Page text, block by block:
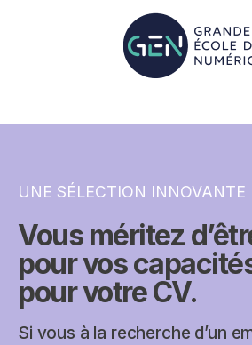
UNE SÉLECTION INNOVANTE
Vous méritez
pour vos
pour votre CV.
Si vous à la recherche d’un